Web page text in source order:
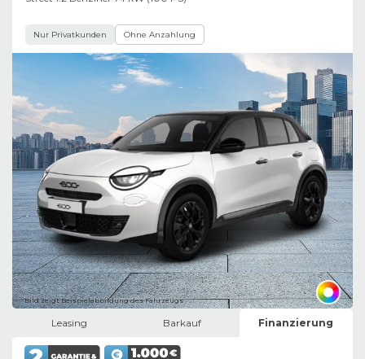
Nur Privatkunden Ohne Anzahlung
Bild zeigt Beispielabbildung des Fahrzeugs
Leasing Barkauf Finanzierung